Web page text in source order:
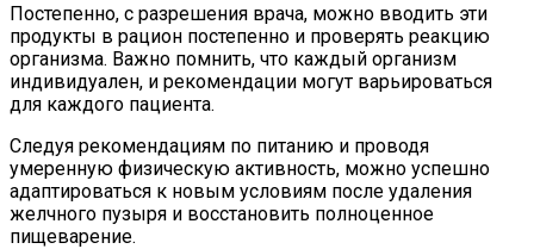
Постепенно, с разрешения врача, можно вводить эти
продукты в рацион постепенно и проверять реакцию
организма. Важно помнить, что каждый организм
индивидуален, и рекомендации могут варьироваться
для каждого пациента.
Следуя рекомендациям по питанию и проводя
умеренную физическую активность, можно успешно
адаптироваться к новым условиям после удаления
желчного пузыря и восстановить полноценное
пищеварение.